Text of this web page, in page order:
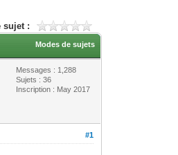
sujet :
Modes de sujets
Messages : 1,288
Sujets : 36
Inscription : May 2017
#1